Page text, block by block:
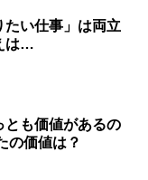
たい仕事」は両立
は…
とも価値があるの
の価値は？